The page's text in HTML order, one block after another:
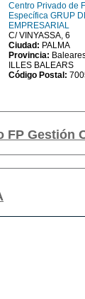
Centro Privado de
Específica GRUP
EMPRESARIAL
C/ VINYASSA, 6
Ciudad: PALMA
Provincia:
ILLES BALEARS
Código Postal:
Gestión